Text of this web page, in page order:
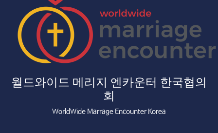
월드와이드 메리지 엔카운터 한국협의
회
WorldWide Marrage Encounter Korea